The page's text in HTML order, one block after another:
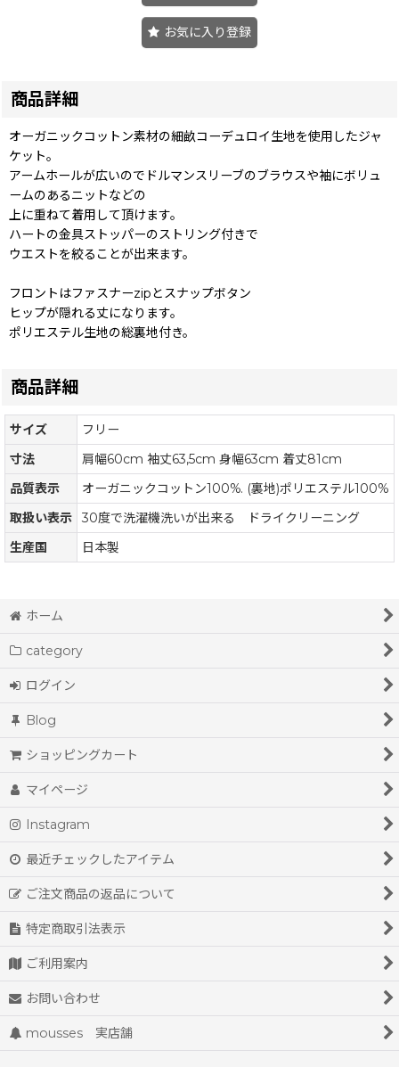
お気に入り登録
商品詳細
オーガニックコットン素材の細畝コーデュロイ生地を使用したジャ
ケット。
アームホールが広いのでドルマンスリーブのブラウスや袖にボリュ
ームのあるニットなどの
上に重ねて着用して頂けます。
ハートの金具ストッパーのストリング付きで
ウエストを絞ることが出来ます。
フロントはファスナーzipとスナップボタン
ヒップが隠れる丈になります。
ポリエステル生地の総裏地付き。
商品詳細
サイズ
フリー
寸法
肩幅60cm 袖丈63,5cm 身幅63cm 着丈81cm
品質表示
オーガニックコットン100%. (裏地)ポリエステル100%
取扱い表示
30度で洗濯機洗いが出来る ドライクリーニング
生産国
日本製
ホーム
category
ログイン
Blog
ショッピングカート
マイページ
Instagram
最近チェックしたアイテム
ご注文商品の返品について
特定商取引法表示
ご利用案内
お問い合わせ
mousses 実店舗